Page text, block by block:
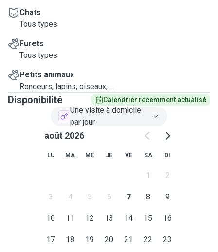
Chats
Tous types
Furets
Tous types
Petits animaux
Rongeurs, lapins, oiseaux, ...
Disponibilité Calendrier récemment actualisé
Une visite à domicile
par jour
août 2026
LU MA ME JE VE SA DI
1 2
3 4 5 6 7 8 9
10 11 12 13 14 15 16
17 18 19 20 21 22 23